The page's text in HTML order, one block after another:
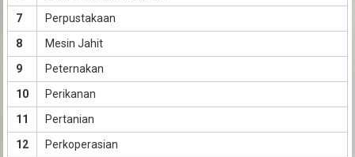
7
Perpustakaan
8
Mesin Jahit
9
Peternakan
10
Perikanan
11
Pertanian
12
Perkoperasian